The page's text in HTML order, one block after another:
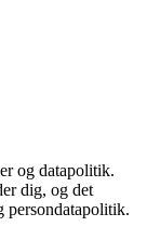
og datapolitik.
dig, og det
persondatapolitik.